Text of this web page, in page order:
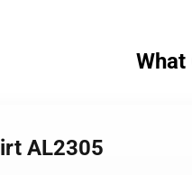
What
AL2305